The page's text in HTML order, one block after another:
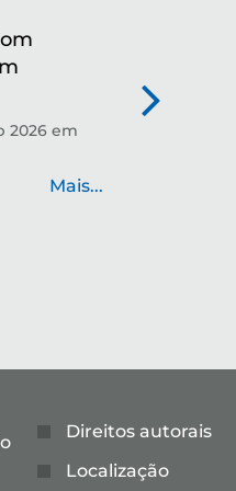
2026 em
Mais...
Direitos autorais
Localização